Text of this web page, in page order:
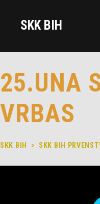
SKK BIH
25.UNA
VRBAS
SKK BIH > SKK BIH